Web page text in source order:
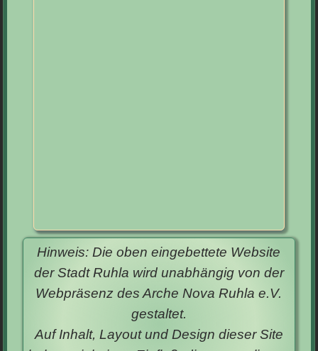
Hinweis: Die oben eingebettete Website
der Stadt Ruhla wird unabhängig von der
Webpräsenz des Arche Nova Ruhla e.V.
gestaltet.
Auf Inhalt, Layout und Design dieser Site